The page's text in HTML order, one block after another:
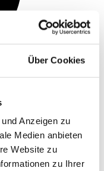
Über Cookies
Anzeigen zu
Medien anbieten
Website zu
zu Ihrer